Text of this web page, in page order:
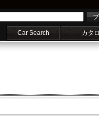
Car Search カタ